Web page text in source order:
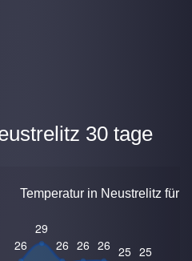
30 tage
Temperatur in Neustrelitz für